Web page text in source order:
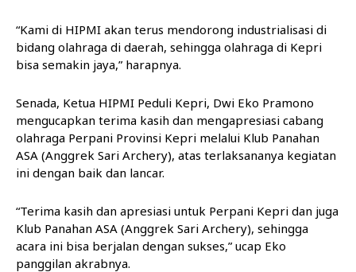
“Kami di HIPMI akan terus mendorong industrialisasi di
bidang olahraga di daerah, sehingga olahraga di Kepri
bisa semakin jaya,” harapnya.
Senada, Ketua HIPMI Peduli Kepri, Dwi Eko Pramono
mengucapkan terima kasih dan mengapresiasi cabang
olahraga Perpani Provinsi Kepri melalui Klub Panahan
ASA (Anggrek Sari Archery), atas terlaksananya kegiatan
ini dengan baik dan lancar.
“Terima kasih dan apresiasi untuk Perpani Kepri dan juga
Klub Panahan ASA (Anggrek Sari Archery), sehingga
acara ini bisa berjalan dengan sukses,” ucap Eko
panggilan akrabnya.